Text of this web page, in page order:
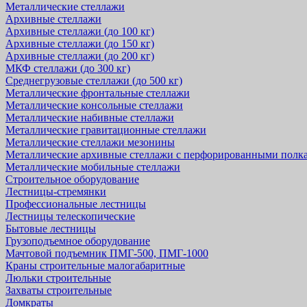
Металлические стеллажи
Архивные стеллажи
Архивные стеллажи (до 100 кг)
Архивные стеллажи (до 150 кг)
Архивные стеллажи (до 200 кг)
МКФ стеллажи (до 300 кг)
Среднегрузовые стеллажи (до 500 кг)
Металлические фронтальные стеллажи
Металлические консольные стеллажи
Металлические набивные стеллажи
Металлические гравитационные стеллажи
Металлические стеллажи мезонины
Металлические архивные стеллажи с перфорированными
Металлические мобильные стеллажи
Строительное оборудование
Лестницы-стремянки
Профессиональные лестницы
Лестницы телескопические
Бытовые лестницы
Грузоподъемное оборудование
Мачтовой подъемник ПМГ-500, ПМГ-1000
Краны строительные малогабаритные
Люльки строительные
Захваты строительные
Домкраты